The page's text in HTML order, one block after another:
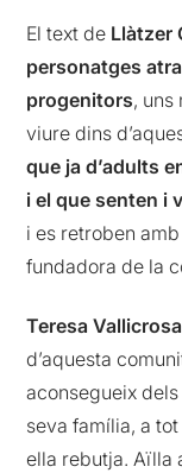
El text de Llàtzer
personatges
progenitors, uns
viure dins
que ja d’adults
i el que senten i
i es retroben
fundadora de la
Teresa Vallicrosa
d’aquesta
aconsegueix
seva família, a
ella rebutja. Aïlla